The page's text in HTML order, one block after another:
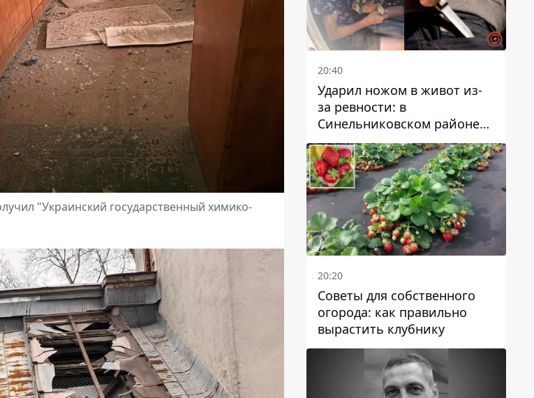
"Украинский государственный химико-
20:40
Ударил ножом в живот из-
за ревности: в
Синельниковском районе
задержали 49-летнего
мужчину за убийство
20:20
Советы для собственного
огорода: как правильно
вырастить клубнику